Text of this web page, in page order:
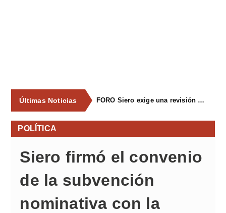
Últimas Noticias FORO Siero exige una revisión integral del servicio de recogida de residuos para acabar con los contenedores desbordados y la imagen de abandono del concejo
POLÍTICA
Siero firmó el convenio
de la subvención
nominativa con la